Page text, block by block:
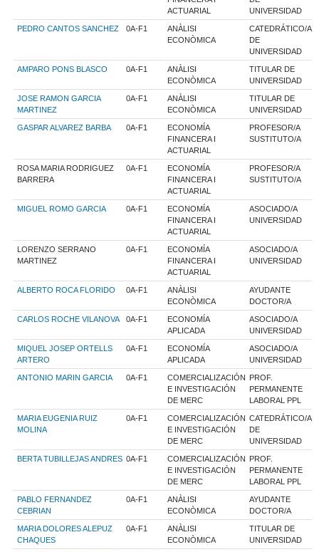
ACTUARIAL
UNIVERSIDAD
PEDRO CANTOS SANCHEZ 0A-F1
ANÀLISI
ECONÒMICA
CATEDRÁTICO/A
DE
UNIVERSIDAD
AMPARO PONS BLASCO 0A-F1
ANÀLISI
ECONÒMICA
TITULAR DE
UNIVERSIDAD
JOSE RAMON GARCIA
MARTINEZ
0A-F1
ANÀLISI
ECONÒMICA
TITULAR DE
UNIVERSIDAD
GASPAR ALVAREZ BARBA 0A-F1
ECONOMÍA
FINANCERA I
ACTUARIAL
PROFESOR/A
SUSTITUTO/A
ROSA MARIA RODRIGUEZ
BARRERA
0A-F1
ECONOMÍA
FINANCERA I
ACTUARIAL
PROFESOR/A
SUSTITUTO/A
MIGUEL ROMO GARCIA 0A-F1
ECONOMÍA
FINANCERA I
ACTUARIAL
ASOCIADO/A
UNIVERSIDAD
LORENZO SERRANO
MARTINEZ
0A-F1
ECONOMÍA
FINANCERA I
ACTUARIAL
ASOCIADO/A
UNIVERSIDAD
ALBERTO ROCA FLORIDO 0A-F1
ANÀLISI
ECONÒMICA
AYUDANTE
DOCTOR/A
CARLOS ROCHE VILANOVA 0A-F1
ECONOMÍA
APLICADA
ASOCIADO/A
UNIVERSIDAD
MIQUEL JOSEP ORTELLS
ARTERO
0A-F1
ECONOMÍA
APLICADA
ASOCIADO/A
UNIVERSIDAD
ANTONIO MARIN GARCIA 0A-F1
COMERCIALIZACIÓN
E INVESTIGACIÓN
DE MERC
PROF.
PERMANENTE
LABORAL PPL
MARIA EUGENIA RUIZ
MOLINA
0A-F1
COMERCIALIZACIÓN
E INVESTIGACIÓN
DE MERC
CATEDRÁTICO/A
DE
UNIVERSIDAD
BERTA TUBILLEJAS ANDRES 0A-F1
COMERCIALIZACIÓN
E INVESTIGACIÓN
DE MERC
PROF.
PERMANENTE
LABORAL PPL
PABLO FERNANDEZ
CEBRIAN
0A-F1
ANÀLISI
ECONÒMICA
AYUDANTE
DOCTOR/A
MARIA DOLORES ALEPUZ
CHAQUES
0A-F1
ANÀLISI
ECONÒMICA
TITULAR DE
UNIVERSIDAD